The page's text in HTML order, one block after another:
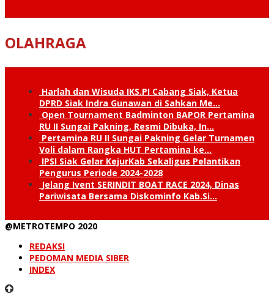
OLAHRAGA
Harlah dan Wisuda IKS.PI Cabang Siak, Ketua
DPRD Siak Indra Gunawan di Sahkan Me…
Open Tournament Badminton BAPOR Pertamina
RU II Sungai Pakning, Resmi Dibuka, In…
Pertamina RU II Sungai Pakning Gelar Turnamen
Voli dalam Rangka HUT Pertamina ke…
IPSI Siak Gelar KejurKab Sekaligus Pelantikan
Pengurus Periode 2024-2028
Jelang Ivent SERINDIT BOAT RACE 2024, Dinas
Pariwisata Bersama Diskominfo Kab.Si…
@METROTEMPO 2020
REDAKSI
PEDOMAN MEDIA SIBER
INDEX